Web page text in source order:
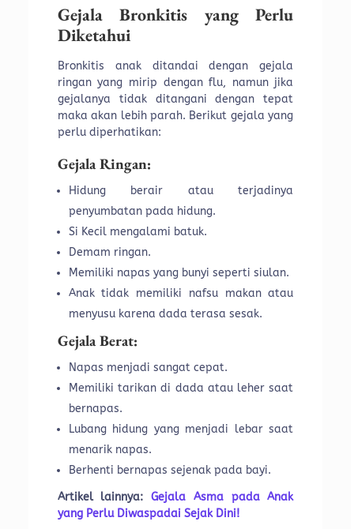
Gejala Bronkitis yang Perlu
Diketahui
Bronkitis anak ditandai dengan gejala
ringan yang mirip dengan flu, namun jika
gejalanya tidak ditangani dengan tepat
maka akan lebih parah. Berikut gejala yang
perlu diperhatikan:
Gejala Ringan:
Hidung berair atau terjadinya
penyumbatan pada hidung.
Si Kecil mengalami batuk.
Demam ringan.
Memiliki napas yang bunyi seperti siulan.
Anak tidak memiliki nafsu makan atau
menyusu karena dada terasa sesak.
Gejala Berat:
Napas menjadi sangat cepat.
Memiliki tarikan di dada atau leher saat
bernapas.
Lubang hidung yang menjadi lebar saat
menarik napas.
Berhenti bernapas sejenak pada bayi.
Artikel lainnya:Gejala Asma pada Anak
yang Perlu Diwaspadai Sejak Dini!